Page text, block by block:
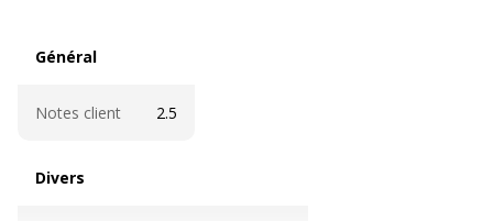
Général
Notes client 2.5
Divers